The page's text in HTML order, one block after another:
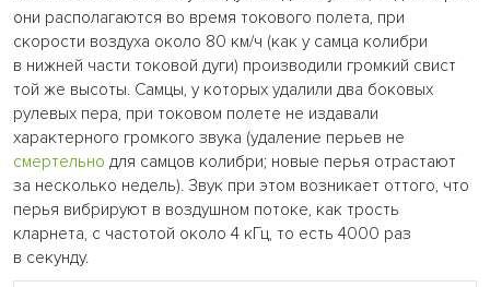
они располагаются во время токового полета, при
скорости воздуха около 80 км/ч (как у самца колибри
в нижней части токовой дуги) производили громкий свист
той же высоты. Самцы, у которых удалили два боковых
рулевых пера, при токовом полете не издавали
характерного громкого звука (удаление перьев не
смертельно для самцов колибри; новые перья отрастают
за несколько недель). Звук при этом возникает оттого, что
перья вибрируют в воздушном потоке, как трость
кларнета, с частотой около 4 кГц, то есть 4000 раз
в секунду.